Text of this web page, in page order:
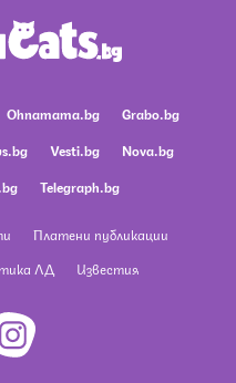
Ohnamama.bg
Grabo.bg
Vesti.bg
Nova.bg
Telegraph.bg
Платени публикации
ЛД Известия